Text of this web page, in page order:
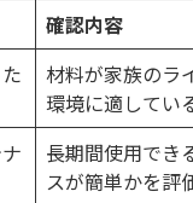
確認内容
材料が家族のラ
環境に適してい
長期間使用でき
スが簡単かを評